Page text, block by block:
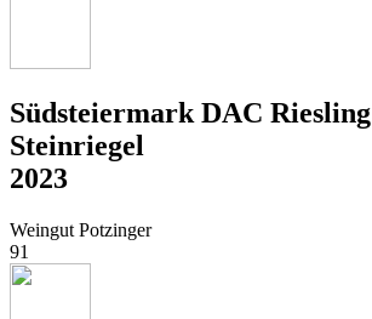
Südsteiermark DAC
Steinriegel
2023
Weingut Potzinger
91